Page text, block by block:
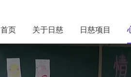
首页 关于日慈 日慈项目